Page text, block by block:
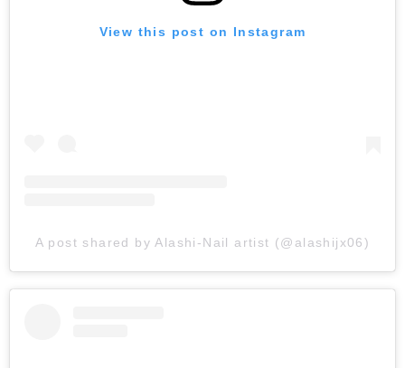
View this post on Instagram
A post shared by Alashi-Nail artist (@alashijx06)